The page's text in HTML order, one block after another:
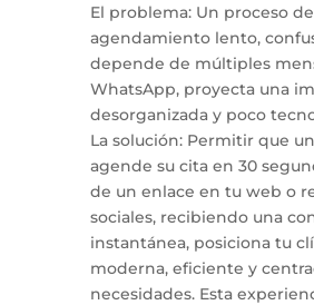
El problema: Un proceso de
agendamiento lento,
depende de múltiples
WhatsApp, proyecta una
desorganizada y poco
La solución: Permitir que
agende su cita en 30
de un enlace en tu web o
sociales, recibiendo una
instantánea, posiciona tu
moderna, eficiente y
necesidades. Esta